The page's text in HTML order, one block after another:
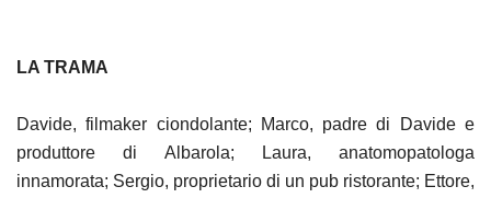
LA TRAMA
Davide, filmaker ciondolante; Marco, padre di Davide e
produttore di Albarola; Laura, anatomopatologa
innamorata; Sergio, proprietario di un pub ristorante; Ettore,